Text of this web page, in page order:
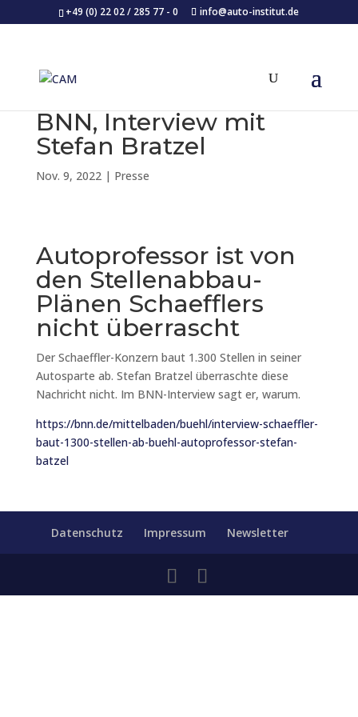
+49 (0) 22 02 / 285 77 - 0 info@auto-institut.de
BNN, Interview mit
Stefan Bratzel
Nov. 9, 2022| Presse
Autoprofessor ist von
den Stellenabbau-
Plänen Schaefflers
nicht überrascht
Der Schaeffler-Konzern baut 1.300 Stellen in seiner
Autosparte ab. Stefan Bratzel überraschte diese
Nachricht nicht. Im BNN-Interview sagt er, warum.
https://bnn.de/mittelbaden/buehl/interview-schaeffler-
baut-1300-stellen-ab-buehl-autoprofessor-stefan-
batzel
Datenschutz Impressum Newsletter